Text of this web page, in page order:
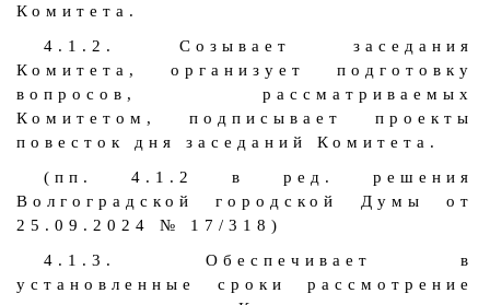
Комитета.
4.1.2. Созывает заседания
Комитета, организует подготовку
вопросов, рассматриваемых
Комитетом, подписывает проекты
повесток дня заседаний Комитета.
(пп. 4.1.2 в ред. решения
Волгоградской городской Думы от
25.09.2024 № 17/318)
4.1.3. Обеспечивает в
установленные сроки рассмотрение